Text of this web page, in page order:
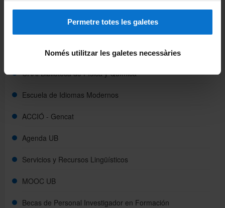
Permetre totes les galetes
Només utilitzar les galetes necessàries
CRAI Biblioteca de Física y Química
Escuela de Idiomas Modernos
ACCIÓ - Gencat
Agenda UB
Servicios y Recursos Lingüísticos
MOOC UB
Becas de Personal Investigador en Formación